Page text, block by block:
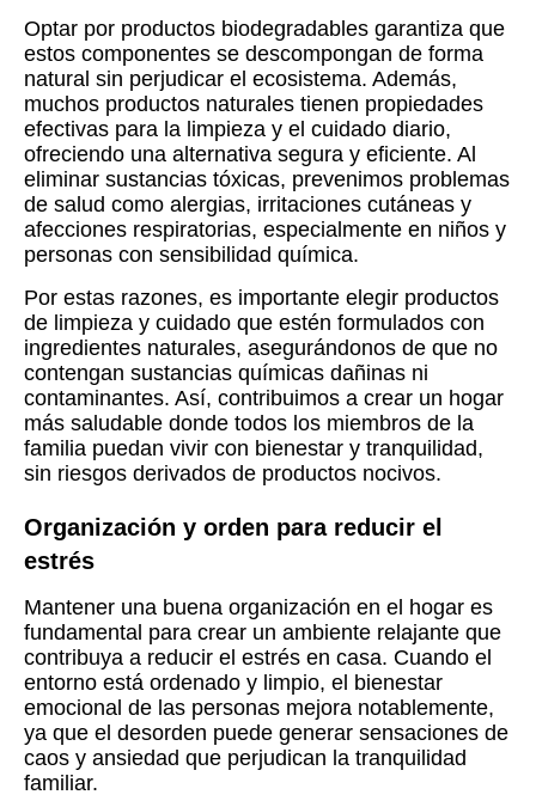
Optar por productos biodegradables garantiza que
estos componentes se descompongan de forma
natural sin perjudicar el ecosistema. Además,
muchos productos naturales tienen propiedades
efectivas para la limpieza y el cuidado diario,
ofreciendo una alternativa segura y eficiente. Al
eliminar sustancias tóxicas, prevenimos problemas
de salud como alergias, irritaciones cutáneas y
afecciones respiratorias, especialmente en niños y
personas con sensibilidad química.
Por estas razones, es importante elegir productos
de limpieza y cuidado que estén formulados con
ingredientes naturales, asegurándonos de que no
contengan sustancias químicas dañinas ni
contaminantes. Así, contribuimos a crear un hogar
más saludable donde todos los miembros de la
familia puedan vivir con bienestar y tranquilidad,
sin riesgos derivados de productos nocivos.
Organización y orden para reducir el
estrés
Mantener una buena organización en el hogar es
fundamental para crear un ambiente relajante que
contribuya a reducir el estrés en casa. Cuando el
entorno está ordenado y limpio, el bienestar
emocional de las personas mejora notablemente,
ya que el desorden puede generar sensaciones de
caos y ansiedad que perjudican la tranquilidad
familiar.